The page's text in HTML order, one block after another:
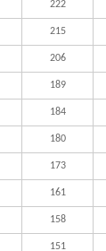
222
215
206
189
184
180
173
161
158
151